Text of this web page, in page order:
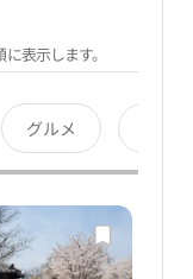
表示します。
グルメ